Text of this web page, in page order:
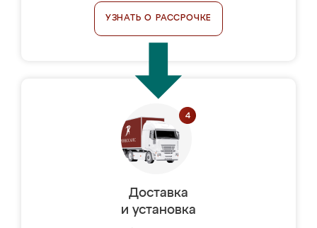
УЗНАТЬ О РАССРОЧКЕ
Доставка
и установка